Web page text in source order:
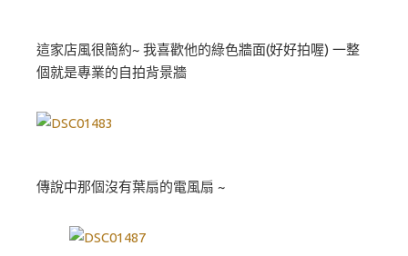
這家店風很簡約~ 我喜歡他的綠色牆面(好好拍喔) 一整
個就是專業的自拍背景牆
傳說中那個沒有葉扇的電風扇 ~